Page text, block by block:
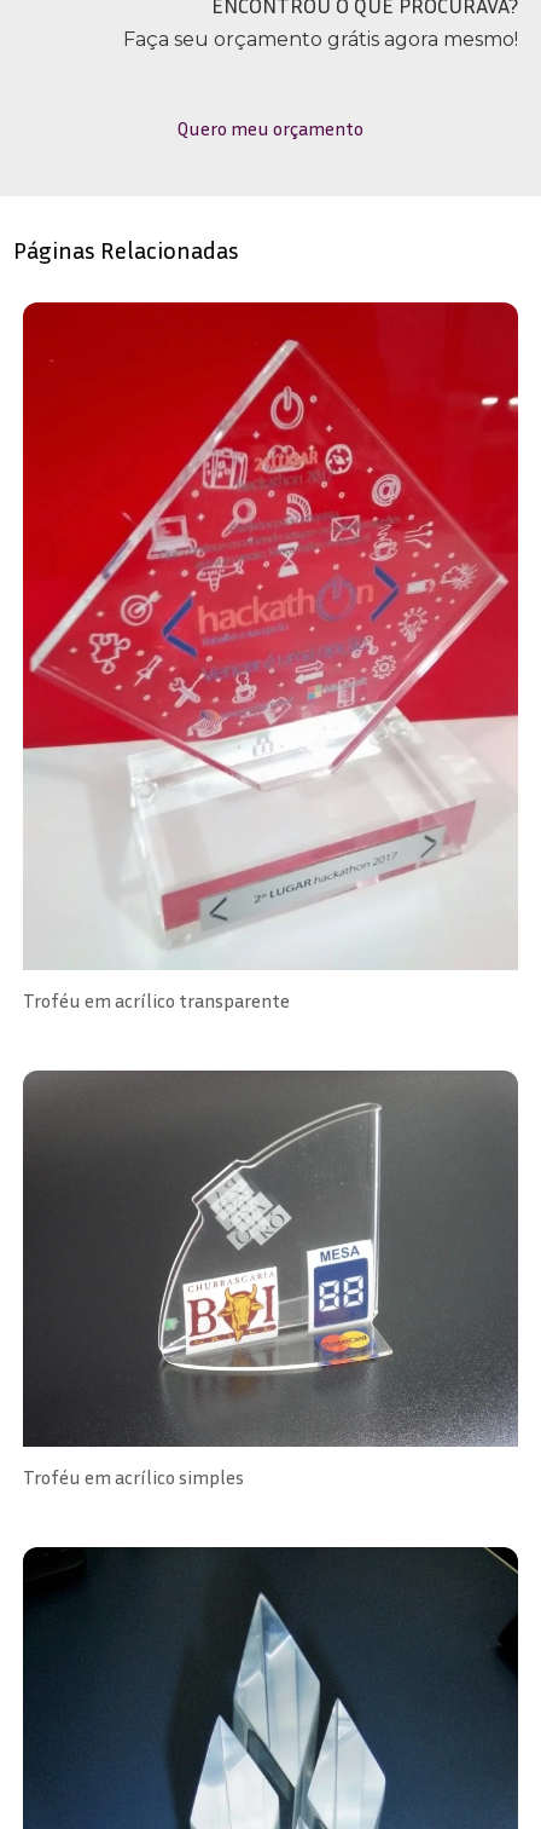
Faça seu orçamento grátis agora mesmo!
Quero meu orçamento
Páginas Relacionadas
Troféu em acrílico transparente
Troféu em acrílico simples